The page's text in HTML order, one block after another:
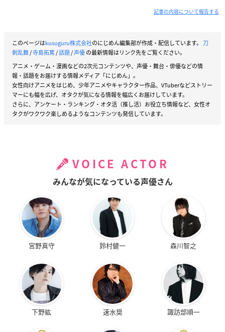
記事の内容について報告する
このページはkusuguru株式会社のにじめん編集部が作成・配信しています。 刀
剣乱舞/寺島拓篤/話題/声優の最新情報はリンク先をご覧ください。
アニメ・ゲーム・漫画などの2次元コンテンツや、声優・舞台・俳優などの情
報・話題をお届けする情報メディア「にじめん」。
女性向けアニメをはじめ、少年アニメやキャラクター作品、VTuberなどストリー
マーにも幅を広げ、オタクが気になる情報を幅広くお届けしています。
さらに、アンケート・ランキング・オタ活（推し活）お役立ち情報など、女性オ
タクがワクワク楽しめるようなコンテンツも発信しています。
VOICE ACTOR
みんなが気になっている声優さん
宮野真守 鈴村健一 森川智之
下野紘 速水奨 諏訪部順一